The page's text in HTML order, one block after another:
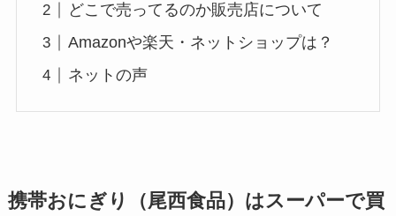
どこで売ってるのか販売店について
Amazonや楽天・ネットショップは？
ネットの声
携帯おにぎり（尾西食品）はスーパーで買